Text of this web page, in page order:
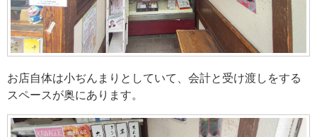
お店自体は小ぢんまりとしていて、会計と受け渡しをする
スペースが奥にあります。